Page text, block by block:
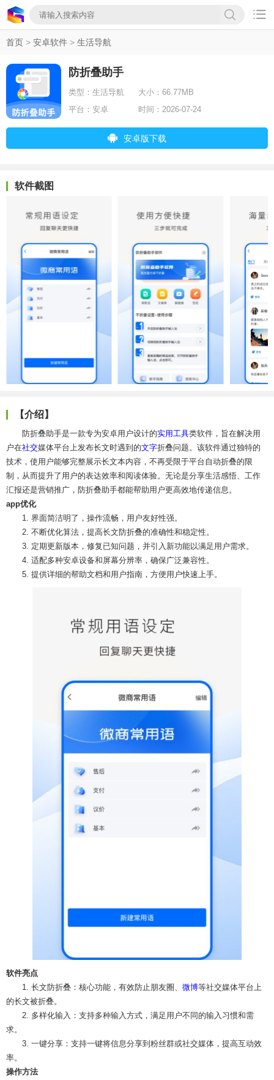

首页 > 安卓软件 > 生活导航
防折叠助手
类型： 生活导航 大小： 66.77MB
平台： 安卓 时间： 2026-07-24
安卓版下载
软件截图
【介绍】
防折叠助手是一款专为安卓用户设计的实用工具类软件，旨在解决用
户在社交媒体平台上发布长文时遇到的文字折叠问题。该软件通过独特的
技术，使用户能够完整展示长文本内容，不再受限于平台自动折叠的限
制，从而提升了用户的表达效率和阅读体验。无论是分享生活感悟、工作
汇报还是营销推广，防折叠助手都能帮助用户更高效地传递信息。
app优化
1. 界面简洁明了，操作流畅，用户友好性强。
2. 不断优化算法，提高长文防折叠的准确性和稳定性。
3. 定期更新版本，修复已知问题，并引入新功能以满足用户需求。
4. 适配多种安卓设备和屏幕分辨率，确保广泛兼容性。
5. 提供详细的帮助文档和用户指南，方便用户快速上手。
软件亮点
1. 长文防折叠：核心功能，有效防止朋友圈、 微博等社交媒体平台上
的长文被折叠。
2. 多样化输入：支持多种输入方式，满足用户不同的输入习惯和需
求。
3. 一键分享：支持一键将信息分享到粉丝群或社交媒体，提高互动效
率。
操作方法